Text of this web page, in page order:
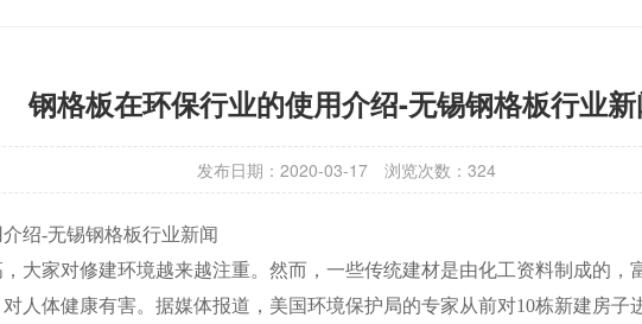
钢格板在环保行业的使用介绍-无锡钢格板行业
发布日期：2020-03-17 浏览次数： 324
绍-无锡钢格板行业新闻
大家对修建环境越来越注重。然而，一些传统建材是由化工资料制成的，
人体健康有害。据媒体报道，美国环境保护局的专家从前对10栋新建房子